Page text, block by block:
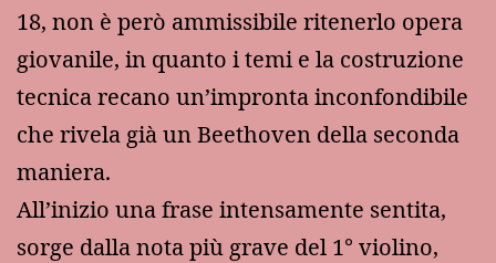
18, non è però ammissibile ritenerlo opera
giovanile, in quanto i temi e la costruzione
tecnica recano un’impronta inconfondibile
che rivela già un Beethoven della seconda
maniera.
All’inizio una frase intensamente sentita,
sorge dalla nota più grave del 1° violino,